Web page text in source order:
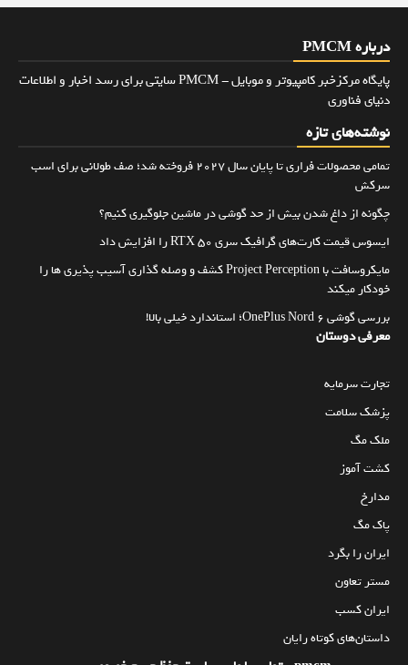
درباره PMCM
پایگاه مرکزخبر کامپیوتر و موبایل - PMCM سایتی برای رسد اخبار و اطلاعات
دنیای فناوری
نوشته‌های تازه
تمامی محصولات فراری تا پایان سال ۲۰۲۷ فروخته شد؛ صف طولانی برای اسب
سرکش
چگونه از داغ شدن بیش از حد گوشی در ماشین جلوگیری کنیم؟
ایسوس قیمت کارت‌های گرافیک سری RTX 50 را افزایش داد
مایکروسافت با Project Perception کشف و وصله گذاری آسیب پذیری ها را
خودکار میکند
بررسی گوشی OnePlus Nord 6؛ استاندارد خیلی بالا!
معرفی دوستان
تجارت سرمایه
پزشک سلامت
ملک مگ
کشت آموز
مدارخ
پاک مگ
ایران را بگرد
مستر تعاون
ایران کسب
داستان‌های کوتاه رایان